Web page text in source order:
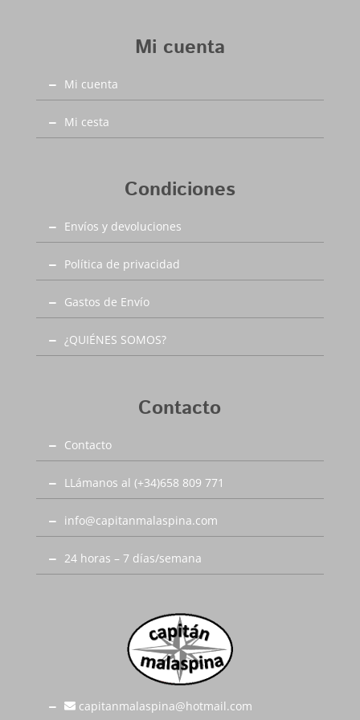
polivalente que lo mismo lo llevan niños que
una gran gama de colores y un gran rango de
tallas para que se calce toda la familia. Este
modelo con cordones esta disponible desde la
talla 20 hasta la 39, recuerda que en Capitán
Mi cuenta
Mi cuenta
Mi cesta
Condiciones
Envíos y devoluciones
Política de privacidad
Gastos de Envío
¿QUIÉNES SOMOS?
Contacto
Contacto
LLámanos al (+34)658 809 771
info@capitanmalaspina.com
24 horas – 7 días/semana
capitanmalaspina@hotmail.com